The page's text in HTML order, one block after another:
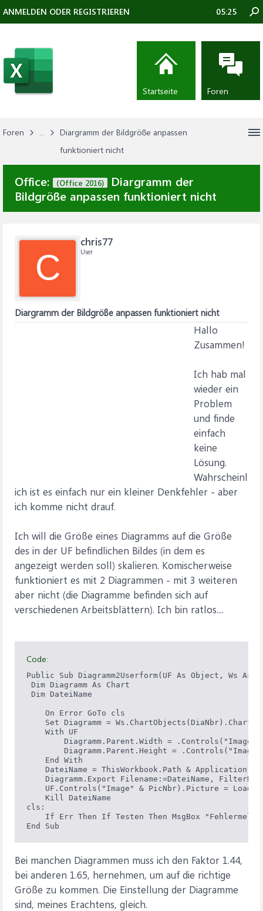
Foren ...
Diargramm der Bildgröße anpassen
funktioniert nicht
Office: (Office 2016)
Diargramm der
Bildgröße anpassen funktioniert nicht
C
chris77
User
Diargramm der Bildgröße anpassen funktioniert nicht
Hallo
Zusammen!
Ich hab mal
wieder ein
Problem
und finde
einfach
keine
Lösung.
Wahrscheinl
ich ist es einfach nur ein kleiner Denkfehler - aber
ich komme nicht drauf.
Ich will die Größe eines Diagramms auf die Größe
des in der UF befindlichen Bildes (in dem es
angezeigt werden soll) skalieren. Komischerweise
funktioniert es mit 2 Diagrammen - mit 3 weiteren
aber nicht (die Diagramme befinden sich auf
verschiedenen Arbeitsblättern). Ich bin ratlos....
Code:
Public Sub Diagramm2Userform(UF As
Dim Diagramm As Chart
Dim DateiName
    On Error GoTo cls
    Set Diagramm = Ws.ChartObjects(DiaNbr).Chart
    With UF
Diagramm.Parent.Width = .Controls("Image"
Diagramm.Parent.Height =
    End With
DateiName = ThisWorkbook.Path &
Diagramm.Export Filename:=DateiName,
UF.Controls("Image" & PicNbr).Picture =
    Kill DateiName
cls:
If Err Then If Testen Then MsgBox
Bei manchen Diagrammen muss ich den Faktor 1.44,
bei anderen 1.65, hernehmen, um auf die richtige
Größe zu kommen. Die Einstellung der Diagramme
sind, meines Erachtens, gleich.
ANMELDEN ODER REGISTRIEREN 05:25
Startseite Foren